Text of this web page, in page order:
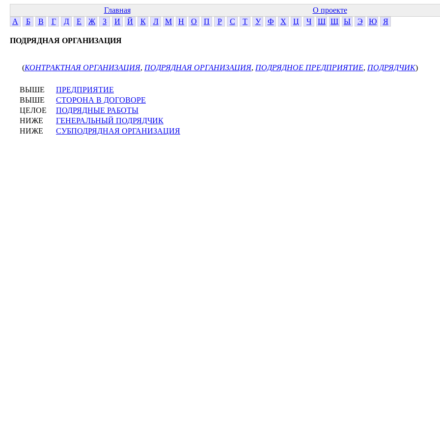
Главная О проекте
А
Б В Г Д Е Ж З И Й К Л М Н О П Р С Т У Ф Х Ц Ч Ш Щ Ы Э Ю Я
ПОДРЯДНАЯ ОРГАНИЗАЦИЯ
(КОНТРАКТНАЯ ОРГАНИЗАЦИЯ, ПОДРЯДНАЯ ОРГАНИЗАЦИЯ, ПОДРЯДНОЕ ПРЕДПРИЯТИЕ, ПОДРЯДЧИК)
ВЫШЕ
ПРЕДПРИЯТИЕ
ВЫШЕ
СТОРОНА В ДОГОВОРЕ
ЦЕЛОЕ
ПОДРЯДНЫЕ РАБОТЫ
НИЖЕ
ГЕНЕРАЛЬНЫЙ ПОДРЯДЧИК
НИЖЕ
СУБПОДРЯДНАЯ ОРГАНИЗАЦИЯ